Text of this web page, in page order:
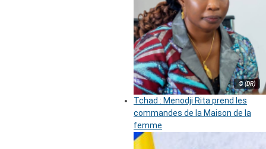
© (DR)
Tchad : Menodji Rita prend les
commandes de la Maison de la
femme